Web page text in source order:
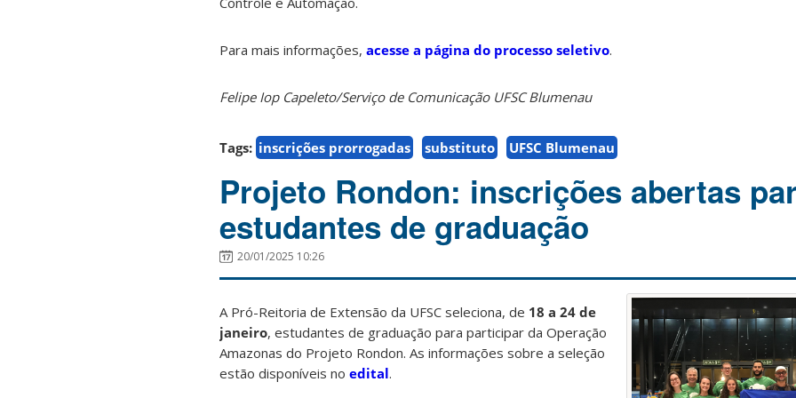
Para mais informações, acesse a página do processo seletivo.
Felipe Iop Capeleto/Serviço de Comunicação UFSC Blumenau
Tags: inscrições prorrogadas substituto UFSC Blumenau
Projeto Rondon: inscrições abertas
estudantes de graduação
20/01/2025 10:26
A Pró-Reitoria de Extensão da UFSC seleciona, de 18 a 24 de
janeiro, estudantes de graduação para participar da Operação
Amazonas do Projeto Rondon. As informações sobre a seleção
estão disponíveis no edital.